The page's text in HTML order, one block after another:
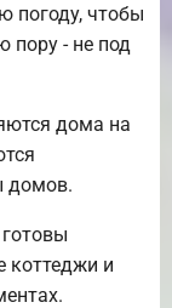
погоду, чтобы
пору - не под
дома на
домов.
коттеджи и